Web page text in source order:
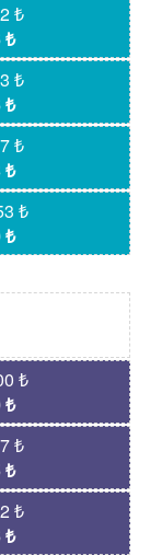
₺
₺
₺
₺
₺
₺
₺
₺
₺
₺
₺
₺
₺
₺